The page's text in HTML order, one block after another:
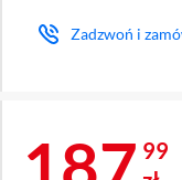
Zadzwoń i
99